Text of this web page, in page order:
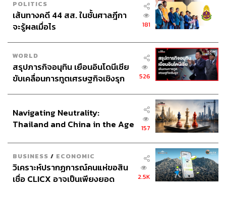
“และบางครั้งการ Call Out หรือการเรียกร้อง ก็ไม่ใช่การว่า
POLITICS
เส้นทางคดี 44 สส. ในชั้นศาลฎีกา
จะรู้ผลเมื่อไร
181
WORLD
สรุปภารกิจอนุทิน เยือนอินโดนีเซีย
ขับเคลื่อนการทูตเศรษฐกิจเชิงรุก
526
Navigating Neutrality:
Thailand and China in the Age
157
BUSINESS / ECONOMIC
วิเคราะห์ปรากฏการณ์คนแห่ขอสิน
เชื่อ CLICX อาจเป็นเพียงยอด
2.5K